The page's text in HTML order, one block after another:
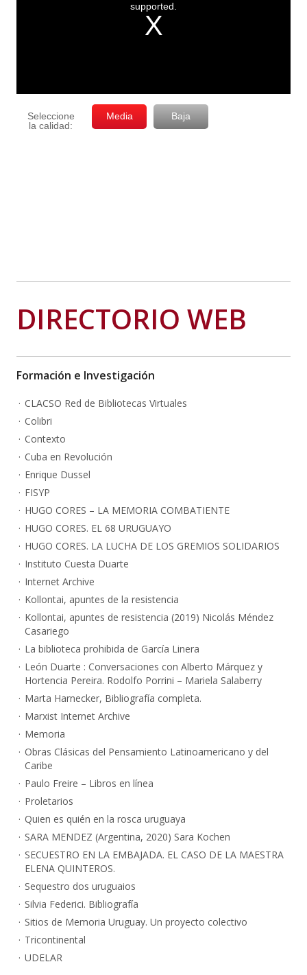
DIRECTORIO WEB
Formación e Investigación
CLACSO Red de Bibliotecas Virtuales
Colibri
Contexto
Cuba en Revolución
Enrique Dussel
FISYP
HUGO CORES – LA MEMORIA COMBATIENTE
HUGO CORES. EL 68 URUGUAYO
HUGO CORES. LA LUCHA DE LOS GREMIOS SOLIDARIOS
Instituto Cuesta Duarte
Internet Archive
Kollontai, apuntes de la resistencia
Kollontai, apuntes de resistencia (2019) Nicolás Méndez
Casariego
La biblioteca prohibida de García Linera
León Duarte : Conversaciones con Alberto Márquez y
Hortencia Pereira. Rodolfo Porrini – Mariela Salaberry
Marta Harnecker, Bibliografía completa.
Marxist Internet Archive
Memoria
Obras Clásicas del Pensamiento Latinoamericano y del
Caribe
Paulo Freire – Libros en línea
Proletarios
Quien es quién en la rosca uruguaya
SARA MENDEZ (Argentina, 2020) Sara Kochen
SECUESTRO EN LA EMBAJADA. EL CASO DE LA MAESTRA
ELENA QUINTEROS.
Sequestro dos uruguaios
Silvia Federici. Bibliografía
Sitios de Memoria Uruguay. Un proyecto colectivo
Tricontinental
UDELAR